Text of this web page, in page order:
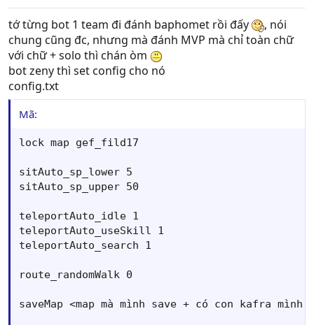
tớ từng bot 1 team đi đánh baphomet rồi đấy
, nói
chung cũng đc, nhưng mà đánh MVP mà chỉ toàn chữ
với chữ + solo thì chán òm
bot zeny thì set config cho nó
config.txt
Mã:
lock map gef_fild17
sitAuto_sp_lower 5
sitAuto_sp_upper 50
teleportAuto_idle 1
teleportAuto_useSkill 1
teleportAuto_search 1
route_randomWalk 0
saveMap <map mà mình save + có con kafra mình